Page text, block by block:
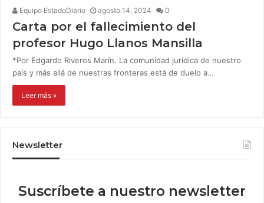
Equipo EstadoDiario agosto 14, 2024 0
Carta por el fallecimiento del
profesor Hugo Llanos Mansilla
*Por Edgardo Riveros Marín. La comunidad jurídica de nuestro
país y más allá de nuestras fronteras está de duelo a…
Leer más »
Newsletter
Suscríbete a nuestro newsletter